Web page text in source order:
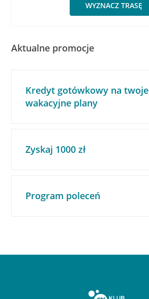
WYZNACZ TRASĘ
Aktualne promocje
Kredyt gotówkowy na twoje
wakacyjne plany
Zyskaj 1000 zł
Program poleceń